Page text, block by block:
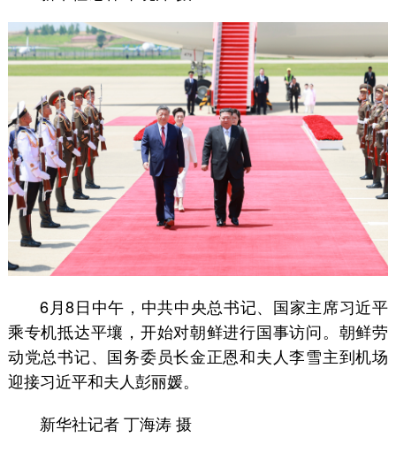
6月8日中午，中共中央总书记、国家主席习近平
乘专机抵达平壤，开始对朝鲜进行国事访问。朝鲜劳
动党总书记、国务委员长金正恩和夫人李雪主到机场
迎接习近平和夫人彭丽媛。
新华社记者 丁海涛 摄